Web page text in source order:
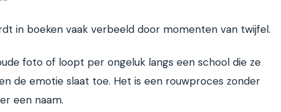
in boeken vaak verbeeld door momenten van twijfel.
foto of loopt per ongeluk langs een school die ze
de emotie slaat toe. Het is een rouwproces zonder
een naam.